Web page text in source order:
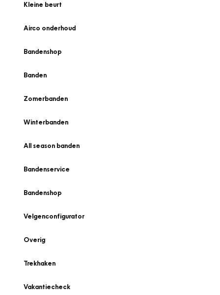
Kleine beurt
Airco onderhoud
Bandenshop
Banden
Zomerbanden
Winterbanden
All season banden
Bandenservice
Bandenshop
Velgenconfigurator
Overig
Trekhaken
Vakantiecheck